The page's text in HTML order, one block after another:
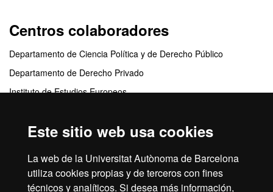
Este sitio web usa cookies
La web de la Universitat Autònoma de Barcelona
utiliza cookies propias y de terceros con fines
técnicos y analíticos. Si desea más información,
Centros colaboradores
Departamento de Ciencia Política y de Derecho Público
Departamento de Derecho Privado
Instituto de Estudios Europeos
Comunicaciones
Departamento de Derecho Público y Ciencias Histórico-Jurídicas